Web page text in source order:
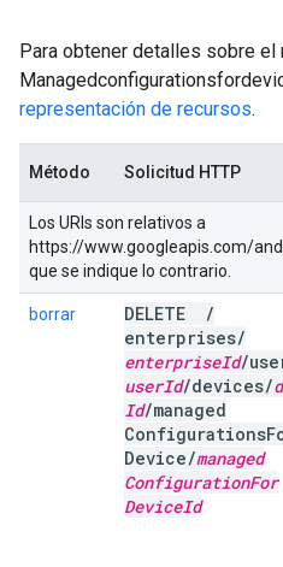
Para obtener detalles sobre el
representación de recursos.
Método Solicitud HTTP
Los URIs son relativos a
https://www.googleapis.com/
que se indique lo contrario.
borrar DELETE
/
enterprises/
enterpriseId/
userId/devices/
Id/managed
Configurations
Device/managed
ConfigurationFor
DeviceId